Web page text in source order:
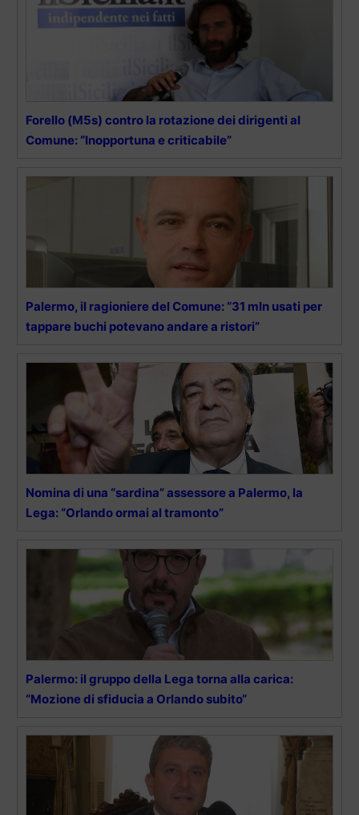
Forello (M5s) contro la rotazione dei dirigenti al
Comune: “Inopportuna e criticabile”
Palermo, il ragioniere del Comune: “31 mln usati per
tappare buchi potevano andare a ristori”
Nomina di una “sardina” assessore a Palermo, la
Lega: “Orlando ormai al tramonto”
Palermo: il gruppo della Lega torna alla carica:
“Mozione di sfiducia a Orlando subito“